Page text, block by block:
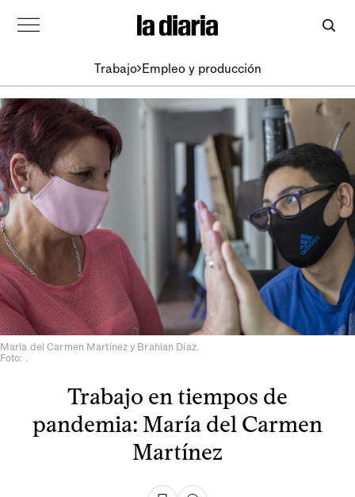
Trabajo Empleo y producción
Maria del Carmen Martínez y Brahian Díaz.
Foto: .
Trabajo en tiempos de
pandemia: María del Carmen
Martínez